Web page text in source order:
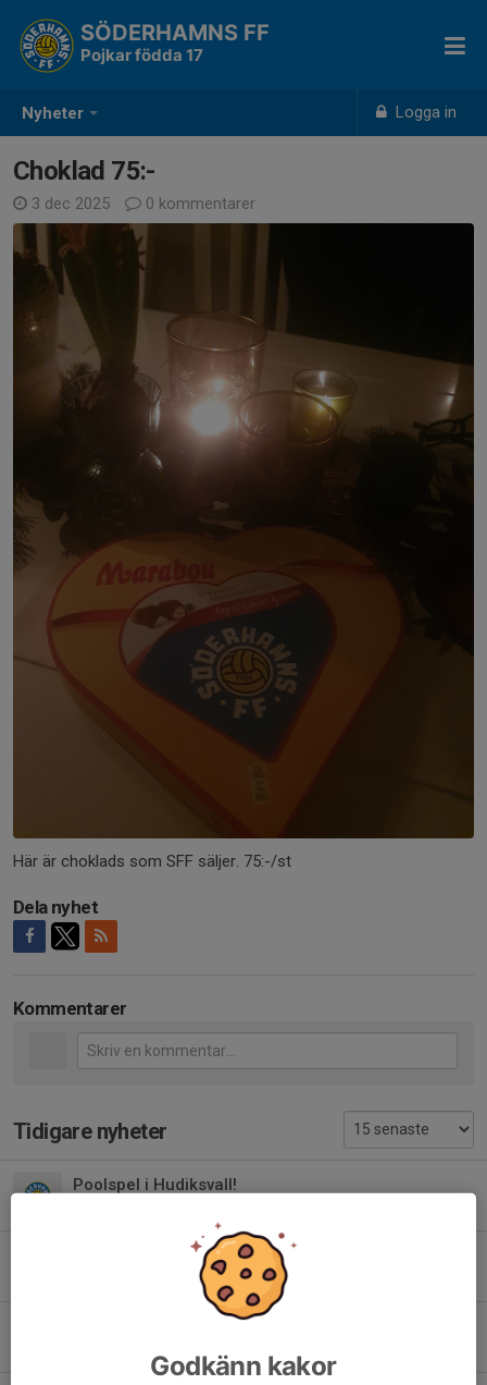
Nyheter Logga in
SÖDERHAMNS FF
Pojkar födda 17
Choklad 75:-
3 dec 2025 0 kommentarer
Här är choklads som SFF säljer. 75:-/st
Dela nyhet
Kommentarer
Tidigare nyheter
Poolspel i Hudiksvall!
Dagens träning är på STRANDVALLEN!
0
Poolspel i Hudik 27/6. Inställt 28/6
Godkänn kakor